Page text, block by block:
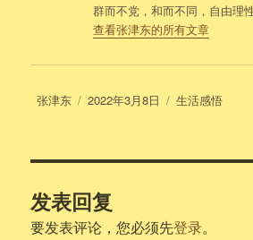
群而不党，和而不同，自由理
查看张津东的所有文章
作
张津东
发
2022年3月8日
分
生活感悟
发表回复
要发表评论，您必须先登录。